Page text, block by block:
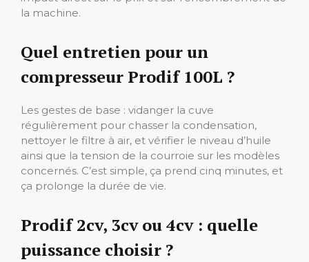
la machine.
Quel entretien pour un
compresseur Prodif 100L ?
Les gestes de base : vidanger la cuve
régulièrement pour chasser la condensation,
nettoyer le filtre à air, et vérifier le niveau d’huile
ainsi que la tension de la courroie sur les modèles
concernés. C’est simple, ça prend cinq minutes, et
ça prolonge la durée de vie.
Prodif 2cv, 3cv ou 4cv : quelle
puissance choisir ?